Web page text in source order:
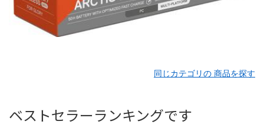
同じカテゴリの 商品を探す
ベストセラーランキングです